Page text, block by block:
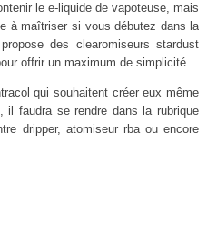
le e-liquide de vapoteuse, mais
à maîtriser si vous débutez dans la
propose des clearomiseurs stardust
offrir un maximum de simplicité.
qui souhaitent créer eux même
il faudra se rendre dans la rubrique
dripper, atomiseur rba ou encore